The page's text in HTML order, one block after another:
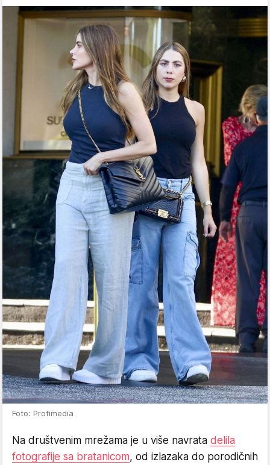
Foto: Profimedia
Na društvenim mrežama je u više navrata delila
fotografije sa bratanicom, od izlazaka do porodičnih